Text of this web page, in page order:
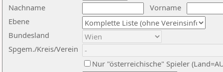
Nachname
Vorname
Ebene
Bundesland
Spgem./Kreis/Verein
Nur "österreichische" Spieler